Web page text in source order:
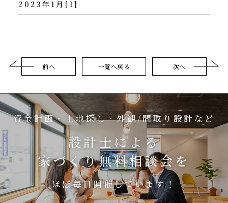
2023年1月[1]
前へ 一覧へ戻る 次へ
資金計画・土地探し・外観/間取り設計など
設計士による
家づくり無料相談会を
ほぼ毎日開催しています！